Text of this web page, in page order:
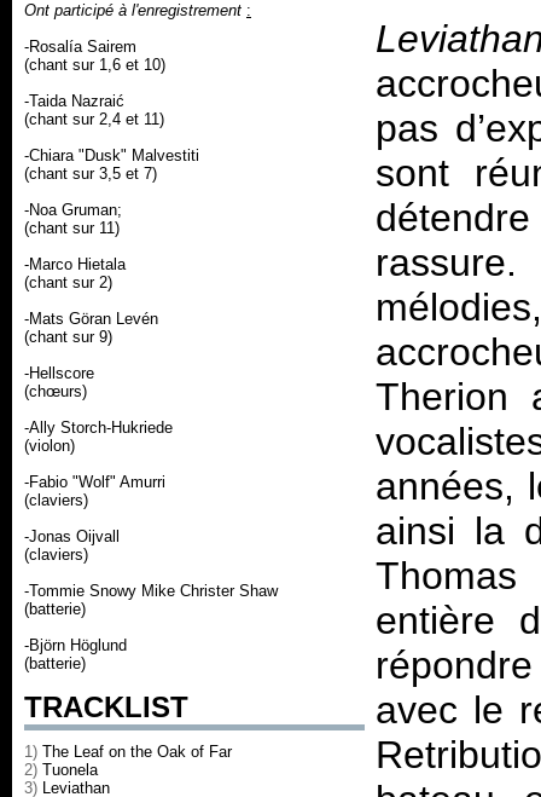
Ont participé à l'enregistrement :
-Rosalía Sairem
(chant sur 1,6 et 10)
-Taida Nazraić
(chant sur 2,4 et 11)
-Chiara "Dusk" Malvestiti
(chant sur 3,5 et 7)
-Noa Gruman;
(chant sur 11)
-Marco Hietala
(chant sur 2)
-Mats Göran Levén
(chant sur 9)
-Hellscore
(chœurs)
-Ally Storch-Hukriede
(violon)
-Fabio "Wolf" Amurri
(claviers)
-Jonas Oijvall
(claviers)
-Tommie Snowy Mike Christer Shaw
(batterie)
-Björn Höglund
(batterie)
TRACKLIST
1) The Leaf on the Oak of Far
2) Tuonela
3) Leviathan
pas
sont
Therion
années,
ainsi la
entière
avec le